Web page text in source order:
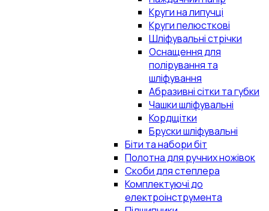
Круги на липучці
Круги пелюсткові
Шліфувальні стрічки
Оснащення для
полірування та
шліфування
Абразивні сітки та губки
Чашки шліфувальні
Кордщітки
Бруски шліфувальні
Біти та набори біт
Полотна для ручних ножівок
Скоби для степлера
Комплектуючі до
електроінструмента